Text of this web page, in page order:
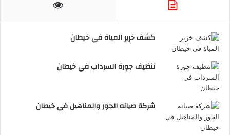
كشف خرير المياة في خيطان
تنظيف جورة السرداب في خيطان
شركة صيانه الجور والمناهيل في خيطان